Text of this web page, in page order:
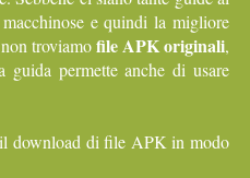
e quindi la migliore
troviamofile APK originali,
permette anche di usare
download di file APK in modo